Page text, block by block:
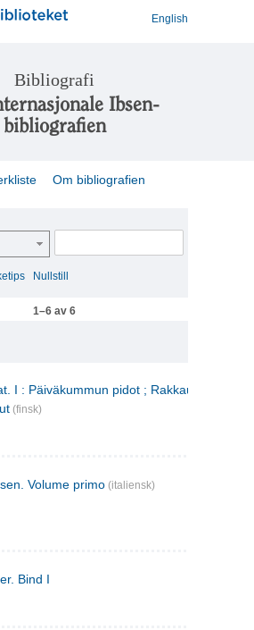
English
Bibliografi
Ibsen-
bibliografien
Om bibliografien
Nullstill
1–6 av 6
I : Päiväkummun pidot ; Rakkauden
(finsk)
Volume primo (italiensk)
Bind I